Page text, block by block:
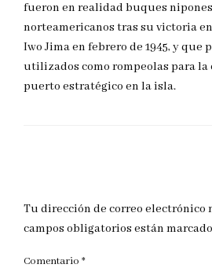
fueron en realidad buques
norteamericanos tras su victoria
Iwo Jima en febrero de 1945, y que
utilizados como rompeolas para
puerto estratégico en la isla.
Tu dirección de correo electrónico
campos obligatorios están
Comentario *